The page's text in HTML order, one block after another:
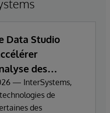
Data Studio
des
— InterSystems,
de
des